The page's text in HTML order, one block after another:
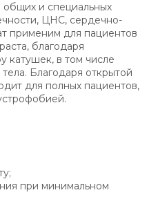
и специальных
ЦНС, сердечно-
применим для пациентов
благодаря
катушек, в том числе
Благодаря открытой
для полных пациентов,
при минимальном